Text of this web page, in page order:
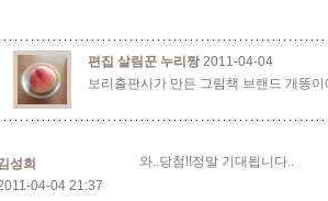
편집 살림꾼 누리짱2011-04-04
보리출판사가 만든 그림책 브랜드 개똥
성희
04-04 21:37
와..당첨!!정말 기대됩니다..